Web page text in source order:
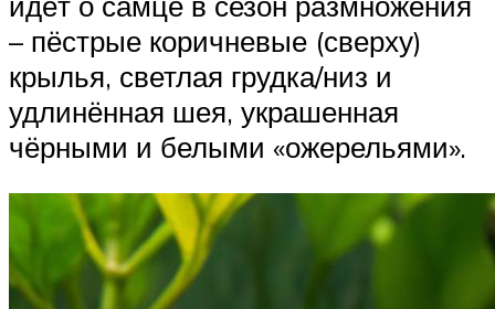
– пёстрые коричневые (сверху)
крылья, светлая грудка/низ и
удлинённая шея, украшенная
чёрными и белыми «ожерельями».